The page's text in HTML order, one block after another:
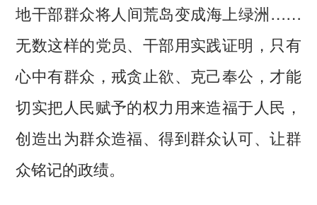
地干部群众将人间荒岛变成海上绿洲……
无数这样的党员、干部用实践证明，只有
心中有群众，戒贪止欲、克己奉公，才能
切实把人民赋予的权力用来造福于人民，
创造出为群众造福、得到群众认可、让群
众铭记的政绩。